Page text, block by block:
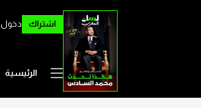
اشتراك دخول
الرئيسية